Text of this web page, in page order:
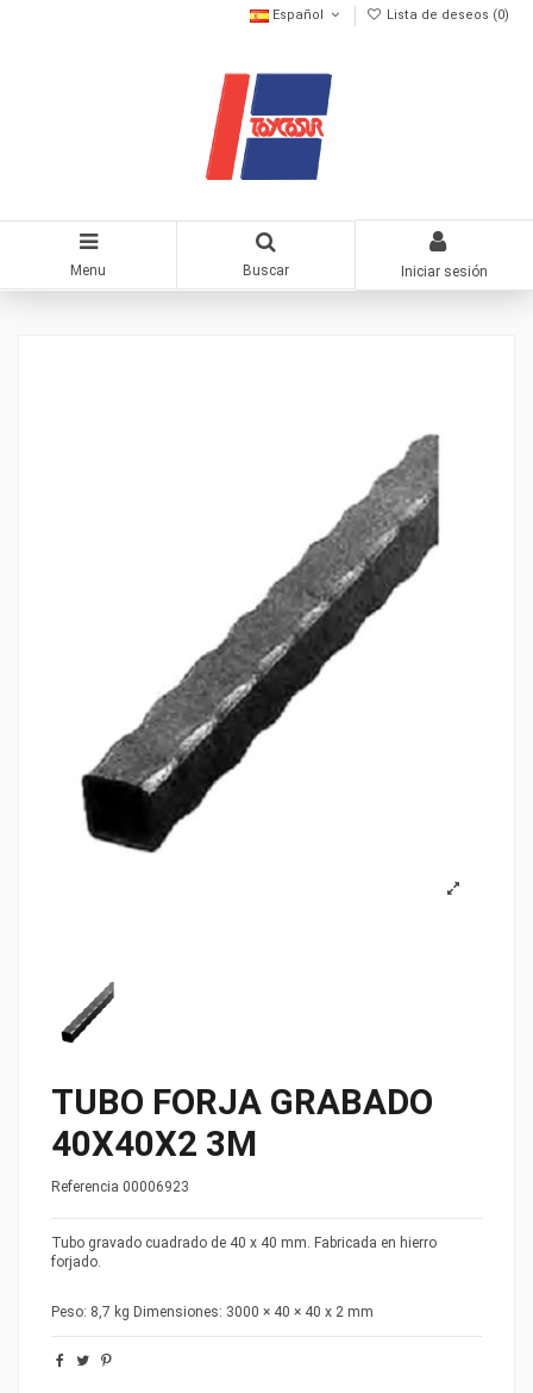
Español Lista de deseos (0)
Menu Buscar Iniciar sesión
TUBO FORJA GRABADO
40X40X2 3M
Referencia 00006923
Tubo gravado cuadrado de 40 x 40 mm. Fabricada en hierro
forjado.
Peso: 8,7 kg Dimensiones: 3000 × 40 × 40 x 2 mm